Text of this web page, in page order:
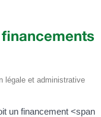
légale et administrative
un financement <span